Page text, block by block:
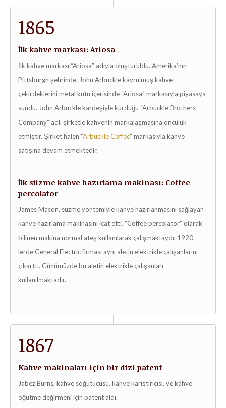
1865
İlk kahve markası: Ariosa
İlk kahve markası “Ariosa” adıyla oluşturuldu. Amerika’nın
Pittsburgh şehrinde, John Arbuckle kavrulmuş kahve
çekirdeklerini metal kutu içerisinde “Ariosa” markasıyla piyasaya
sundu. John Arbuckle kardeşiyle kurduğu “Arbuckle Brothers
Company” adlı şirketle kahvenin markalaşmasına öncülük
etmiştir. Şirket halen “Arbuckle Coffee” markasıyla kahve
satışına devam etmektedir.
İlk süzme kahve hazırlama makinası: Coffee
percolator
James Mason, süzme yöntemiyle kahve hazırlanmasını sağlayan
kahve hazırlama makinasını icat etti. “Coffee percolator” olarak
bilinen makina normal ateş kullanılarak çalışmaktaydı. 1920
lerde General Electric firması aynı aletin elektrikle çalışanlarını
çıkarttı. Günümüzde bu aletin elektrikle çalışanları
kullanılmaktadır.
1867
Kahve makinaları için bir dizi patent
Jabez Burns, kahve soğutucusu, kahve karıştırıcısı, ve kahve
öğütme değirmeni için patent aldı.